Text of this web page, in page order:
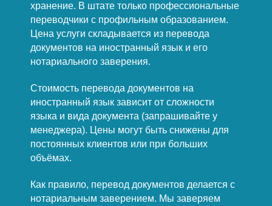
хранение. В штате только профессиональные
переводчики с профильным образованием.
Цена услуги складывается из перевода
документов на иностранный язык и его
нотариального заверения.
Стоимость перевода документов на
иностранный язык зависит от сложности
языка и вида документа (запрашивайте у
менеджера). Цены могут быть снижены для
постоянных клиентов или при больших
объёмах.
Как правило, перевод документов делается с
нотариальным заверением. Мы заверяем